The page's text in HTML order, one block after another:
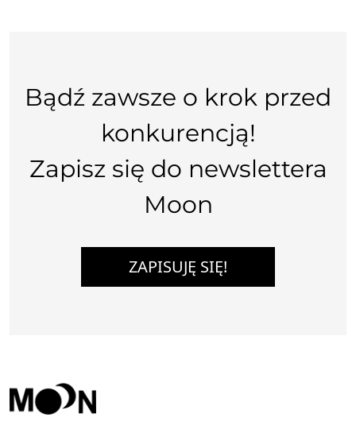
Bądź zawsze o krok przed
konkurencją!
Zapisz się do newslettera
Moon
ZAPISUJĘ SIĘ!